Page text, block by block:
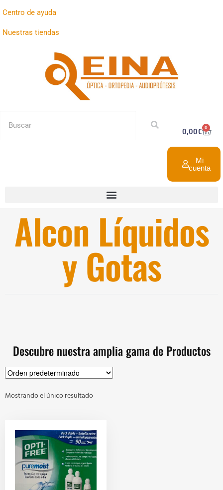
Centro de ayuda
Nuestras tiendas
0,00€ 0
Mi
cuenta
Alcon Líquidos
y Gotas
Descubre nuestra amplia gama de Productos
Mostrando el único resultado